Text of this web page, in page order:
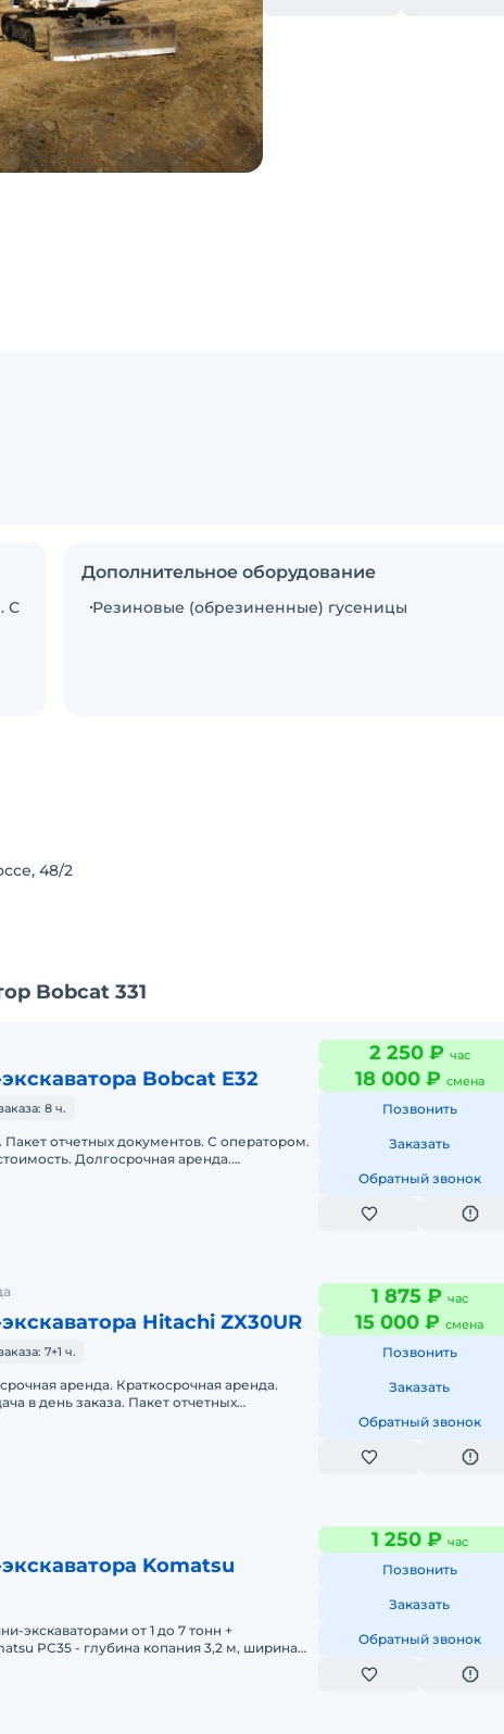
С
Дополнительное оборудование
Резиновые (обрезиненные) гусеницы
48/2
Bobcat 331
Bobcat E32
8 ч.
Пакет отчетных документов. С оператором.
Долгосрочная аренда.
2 250 ₽ час
18 000 ₽ смена
Позвонить
Заказать
Обратный звонок
Hitachi ZX30UR
7+1 ч.
аренда. Краткосрочная аренда.
в день заказа. Пакет отчетных
1 875 ₽ час
15 000 ₽ смена
Позвонить
Заказать
Обратный звонок
Komatsu
экскаваторами от 1 до 7 тонн +
PC35 - глубина копания 3,2 м, ширина
1 250 ₽ час
Позвонить
Заказать
Обратный звонок